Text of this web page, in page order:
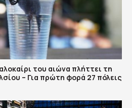
του αιώνα πλήττει τη
– Για πρώτη φορά 27 πόλεις